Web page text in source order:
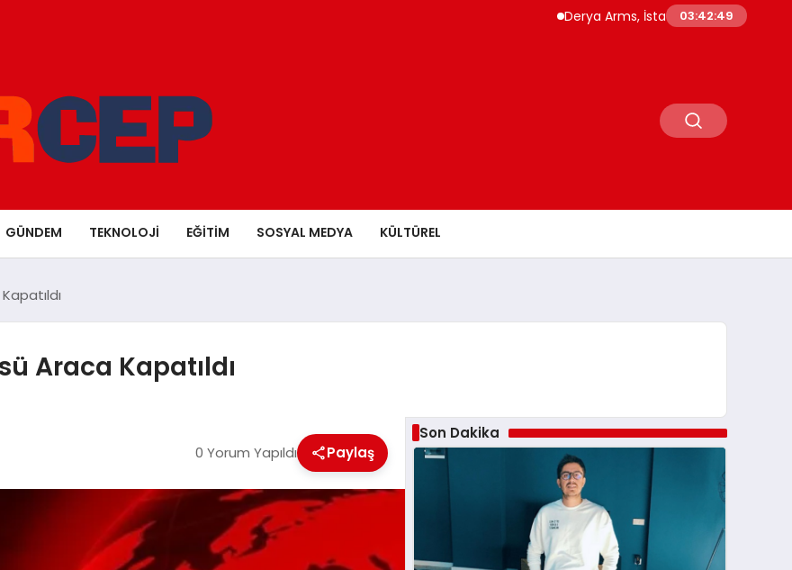
Derya Arms, İstanbul Prohunt 2026’da
03:42:50
GÜNDEM TEKNOLOJI EĞITIM SOSYAL MEDYA KÜLTÜREL
Araca Kapatıldı
0 Yorum Yapıldı Paylaş
Son Dakika